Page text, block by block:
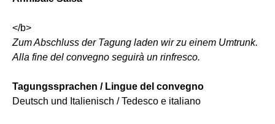
</b>
Zum Abschluss der Tagung laden wir zu einem Umtrunk.
Alla fine del convegno seguirà un rinfresco.
Tagungssprachen / Lingue del convegno
Deutsch und Italienisch / Tedesco e italiano